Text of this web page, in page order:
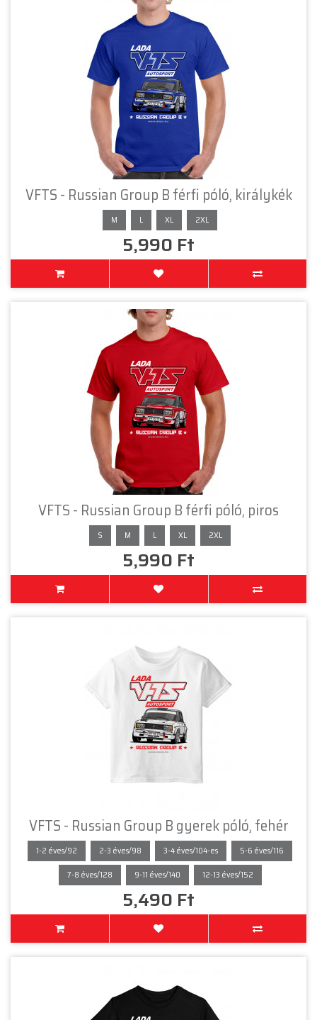
VFTS - Russian Group B férfi póló, királykék
M L XL 2XL
5,990 Ft
VFTS - Russian Group B férfi póló, piros
S M L XL 2XL
5,990 Ft
VFTS - Russian Group B gyerek póló, fehér
1-2 éves/92 2-3 éves/98 3-4 éves/104-es
5-6 éves/116
7-8 éves/128
9-11 éves/140 12-13 éves/152
5,490 Ft